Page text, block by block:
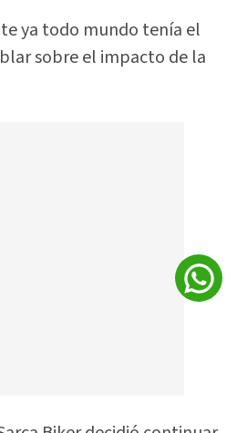
ya todo mundo tenía el
sobre el impacto de la